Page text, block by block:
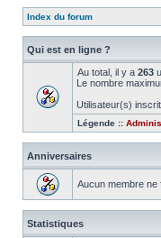
Index du forum
Qui est en ligne ?
Au total, il y a 263
Le nombre
Utilisateur(s)
Légende ::
Anniversaires
Aucun membre ne
Statistiques